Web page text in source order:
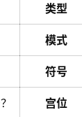
类型
模式
符号
宫位